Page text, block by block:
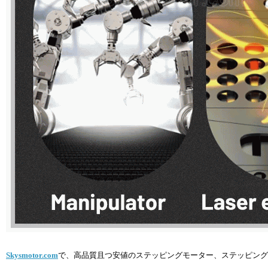
Skysmotor.comで、高品質且つ安値のステッピングモーター、ステッピン